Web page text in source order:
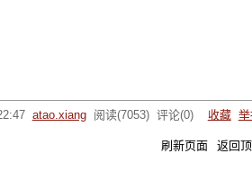
atao.xiang阅读(7053) 评论(0) 收藏
刷新页面 返回